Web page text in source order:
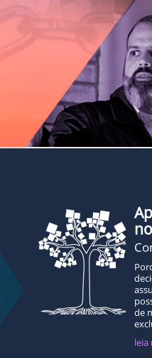
de
leia